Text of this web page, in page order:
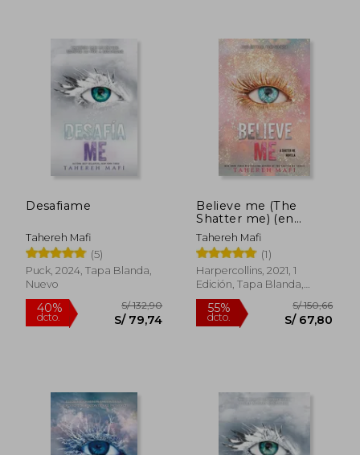
45%
dcto. S/ 59,44
55%
dcto.
Desafiame
Tahereh Mafi
(5)
Puck, 2024, Tapa Blanda,
Nuevo
Believe me (The
Shatter me) (en
Inglés)
Tahereh Mafi
(1)
Harpercollins, 2021, 1
Edición, Tapa Blanda,
Nuevo